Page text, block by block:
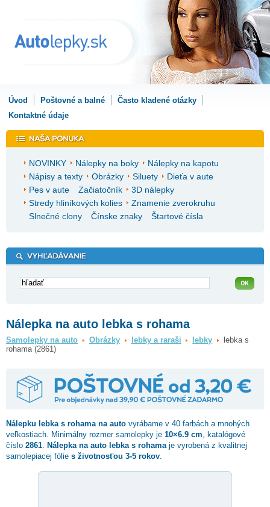
Úvod Poštovné a balné
Často kladené otázky
Kontaktné údaje
NOVINKY Nálepky na boky
Nálepky na kapotu
Nápisy a texty
Obrázky Siluety
Dieťa v aute
Pes v aute
Začiatočník
3D nálepky
Stredy hliníkových kolies
Znamenie zverokruhu
Slnečné clony
Čínske znaky Štartové čísla
Nálepka na auto lebka s rohama
Samolepky na auto Obrázky lebky a raraši lebky
lebka s
rohama (2861)
Nálepku lebka s rohama na auto vyrábame v 40 farbách a mnohých
veľkostiach. Minimálny rozmer samolepky je 10×6.9 cm , katalógové
číslo 2861 Nálepka na auto lebka s rohama je vyrobená z kvalitnej
samolepiacej fólie s životnosťou 3-5 rokov